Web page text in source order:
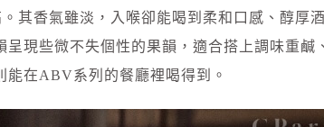
其香氣雖淡，入喉卻能喝到柔和口感、醇厚酒
現些微不失個性的果韻，適合搭上調味重鹹
在ABV系列的餐廳裡喝得到。